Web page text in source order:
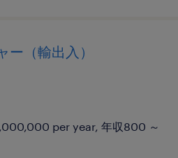
（輸出入）
per year, 年収800 ～